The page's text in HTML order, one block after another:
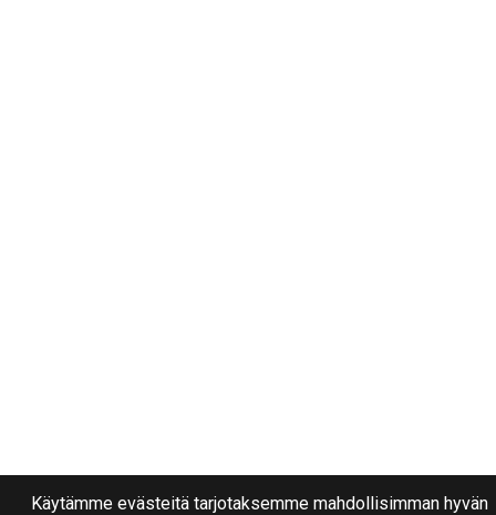
Käytämme evästeitä tarjotaksemme mahdollisimman hyvän